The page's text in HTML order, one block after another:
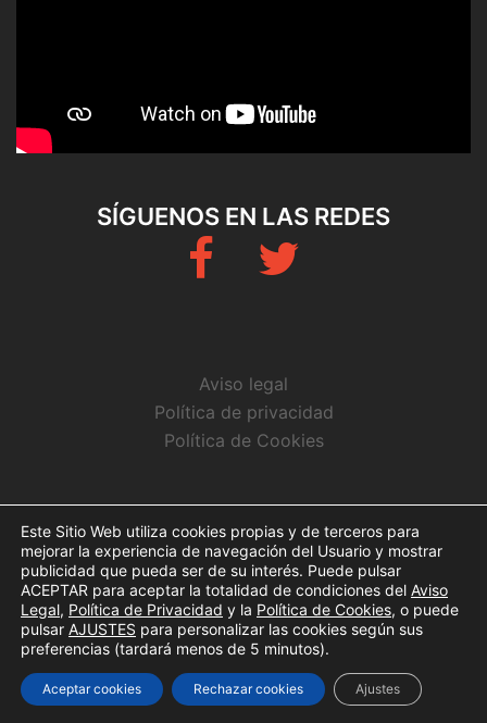
SÍGUENOS EN LAS REDES
Fb Twitter
Aviso legal
Política de privacidad
Política de Cookies
CONTACTO
info@arbitrosaeba.com
© Copyright 2017. Todos los derechos reservados
Este Sitio Web utiliza cookies propias y de terceros para
mejorar la experiencia de navegación del Usuario y mostrar
publicidad que pueda ser de su interés. Puede pulsar
ACEPTAR para aceptar la totalidad de condiciones del Aviso
Legal, Política de Privacidad y la Política de Cookies, o puede
pulsar AJUSTES para personalizar las cookies según sus
preferencias (tardará menos de 5 minutos).
Aceptar cookies Rechazar cookies Ajustes